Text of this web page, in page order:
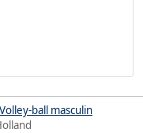
Volley-ball masculin